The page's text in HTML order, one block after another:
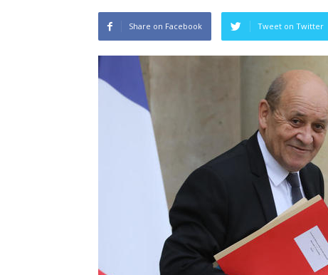
Share on Facebook Tweet on Twitter